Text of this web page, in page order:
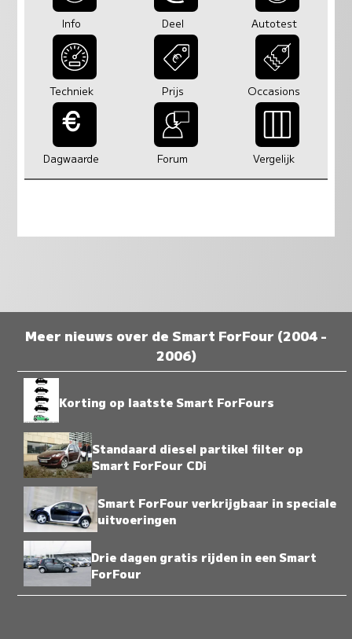
Info Deel Autotest
Techniek Prijs Occasions
Dagwaarde Forum Vergelijk
Meer nieuws over de Smart ForFour (2004 -
2006)
Korting op laatste Smart ForFours
Standaard diesel partikel filter op
Smart ForFour CDi
Smart ForFour verkrijgbaar in speciale
uitvoeringen
Drie dagen gratis rijden in een Smart
ForFour